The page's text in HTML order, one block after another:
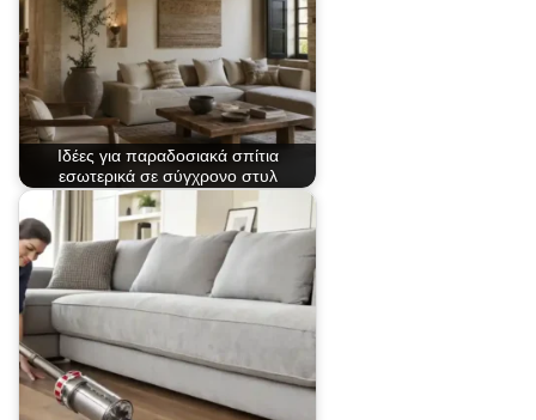
Ιδέες για παραδοσιακά σπίτια
εσωτερικά σε σύγχρονο στυλ